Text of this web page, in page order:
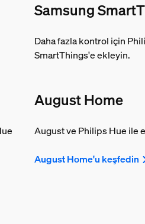
Samsung
Daha fazla kontrol için
SmartThings'e ekleyin.
August Home
August ve Philips Hue ile
August Home'u keşfedin